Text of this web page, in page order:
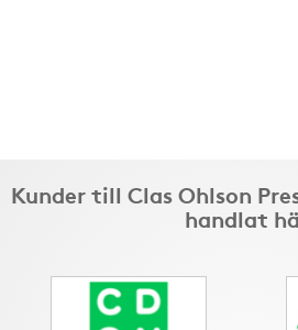
Kunder till Clas Ohlson
handlat